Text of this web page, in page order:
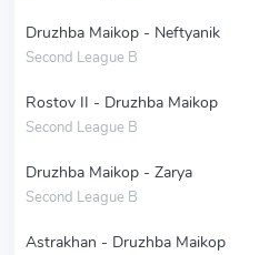
Druzhba Maikop - Neftyanik
Second League B
Rostov II - Druzhba Maikop
Second League B
Druzhba Maikop - Zarya
Second League B
Astrakhan - Druzhba Maikop